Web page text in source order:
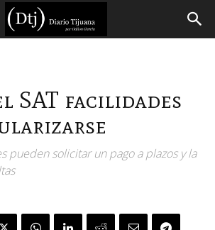
SAT facilidades
pueden solicitar un pago a plazos y la